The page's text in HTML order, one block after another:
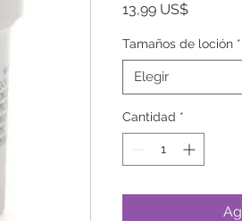
13,99 US$Precio
Tamaños de loción *
Elegir
Cantidad *